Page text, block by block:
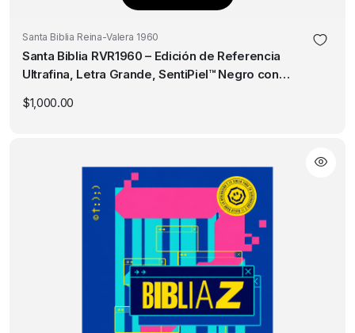
Santa Biblia Reina-Valera 1960
Santa Biblia RVR1960 – Edición de Referencia
Ultrafina, Letra Grande, SentiPiel™ Negro con
$1,000.00